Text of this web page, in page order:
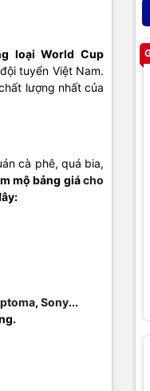
loại World Cup
tuyển Việt Nam.
lượng nhất của
cà phê, quá bia,
mộ bảng giácho
, Sony...